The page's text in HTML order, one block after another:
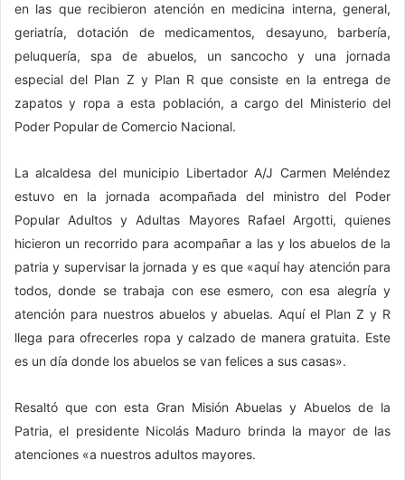
en las que recibieron atención en medicina interna, general,
geriatría, dotación de medicamentos, desayuno, barbería,
peluquería, spa de abuelos, un sancocho y una jornada
especial del Plan Z y Plan R que consiste en la entrega de
zapatos y ropa a esta población, a cargo del Ministerio del
Poder Popular de Comercio Nacional.
La alcaldesa del municipio Libertador A/J Carmen Meléndez
estuvo en la jornada acompañada del ministro del Poder
Popular Adultos y Adultas Mayores Rafael Argotti, quienes
hicieron un recorrido para acompañar a las y los abuelos de la
patria y supervisar la jornada y es que «aquí hay atención para
todos, donde se trabaja con ese esmero, con esa alegría y
atención para nuestros abuelos y abuelas. Aquí el Plan Z y R
llega para ofrecerles ropa y calzado de manera gratuita. Este
es un día donde los abuelos se van felices a sus casas».
Resaltó que con esta Gran Misión Abuelas y Abuelos de la
Patria, el presidente Nicolás Maduro brinda la mayor de las
atenciones «a nuestros adultos mayores.